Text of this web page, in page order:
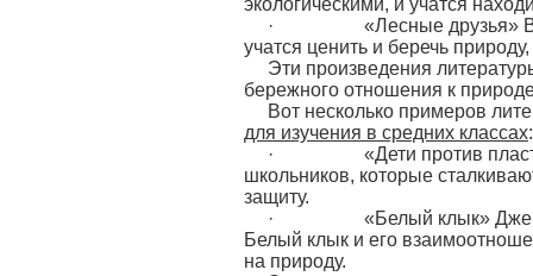
экологическими, и учатся
· «Лесные друзья» В.А.
учатся ценить и беречь
Эти произведения
бережного отношения к
Вот несколько примеров
для изучения в средних классах:
· «Дети против
школьников, которые
защиту.
· «Белый клык» Джека
Белый клык и его
на природу.